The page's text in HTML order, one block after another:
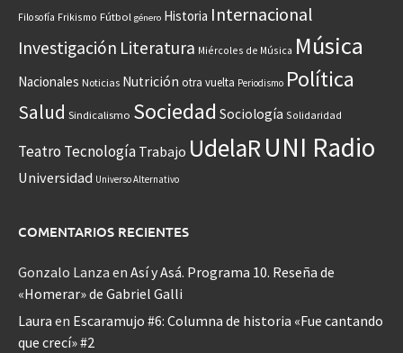
Filosofía Frikismo Fútbol género Historia Internacional
Investigación Literatura Miércoles de Música Música
Nacionales Noticias Nutrición otra vuelta Periodismo Política
Salud Sindicalismo Sociedad Sociología Solidaridad
Teatro Tecnología Trabajo UdelaRUNI Radio
Universidad Universo Alternativo
COMENTARIOS RECIENTES
Gonzalo Lanza en Así y Asá. Programa 10. Reseña de
«Homerar» de Gabriel Galli
Laura en Escaramujo #6: Columna de historia «Fue cantando
que crecí» #2